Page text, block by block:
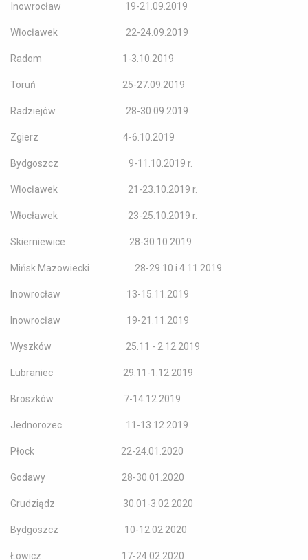
Inowrocław 19-21.09.2019
Włocławek 22-24.09.2019
Radom 1-3.10.2019
Toruń 25-27.09.2019
Radziejów 28-30.09.2019
Zgierz 4-6.10.2019
Bydgoszcz 9-11.10.2019 r.
Włocławek 21-23.10.2019 r.
Włocławek 23-25.10.2019 r.
Skierniewice 28-30.10.2019
Mińsk Mazowiecki 28-29.10 i 4.11.2019
Inowrocław 13-15.11.2019
Inowrocław 19-21.11.2019
Wyszków 25.11 - 2.12.2019
Lubraniec 29.11-1.12.2019
Broszków 7-14.12.2019
Jednorożec 11-13.12.2019
Płock 22-24.01.2020
Godawy 28-30.01.2020
Grudziądz 30.01-3.02.2020
Bydgoszcz 10-12.02.2020
Łowicz 17-24.02.2020